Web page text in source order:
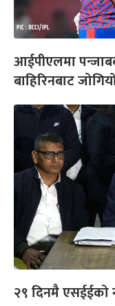
आईपीएलमा
बाहिरिनबाट
२९ दिनमै एसईईको